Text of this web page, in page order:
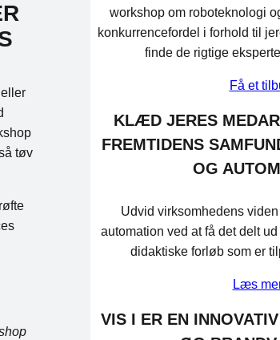
tøv
workshop om roboteknologi
konkurrencefordel i forhold til
finde de rigtige
Få et
KLÆD JERES
FREMTIDENS
OG
Udvid virksomhedens
automation ved at få det delt
didaktiske forløb som er
Læs
VIS I ER EN